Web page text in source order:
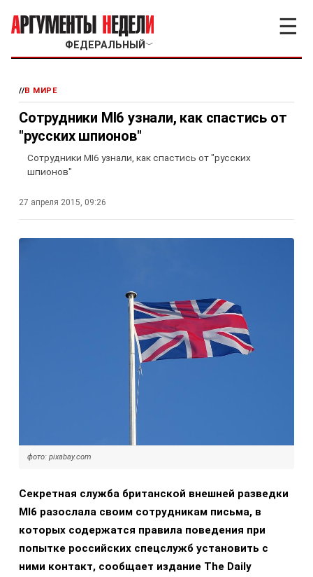
ФЕДЕРАЛЬНЫЙ ﹀
☰
//В МИРЕ
Сотрудники MI6 узнали, как спастись от
"русских шпионов"
Сотрудники MI6 узнали, как спастись от "русских
шпионов"
27 апреля 2015, 09:26
фото: pixabay.com
Секретная служба британской внешней разведки
MI6 разослала своим сотрудникам письма, в
которых содержатся правила поведения при
попытке российских спецслужб установить с
ними контакт, сообщает издание The Daily